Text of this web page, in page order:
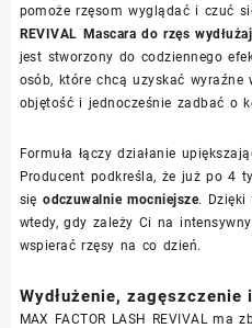
pomoże rzęsom wyglądać i czuć
REVIVAL Mascara do rzęs
jest stworzony do codziennego
osób, które chcą uzyskać wyraźne
objętość i jednocześnie zadbać o
Formuła łączy działanie
Producent podkreśla, że już po 4
sięodczuwalnie mocniejsze. Dzięki
wtedy, gdy zależy Ci na
wspierać rzęsy na co dzień.
Wydłużenie,
MAX FACTOR LASH REVIVAL ma